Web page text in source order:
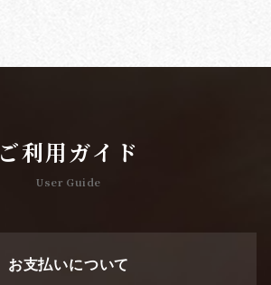
ご利用ガイド
User Guide
お支払いについて